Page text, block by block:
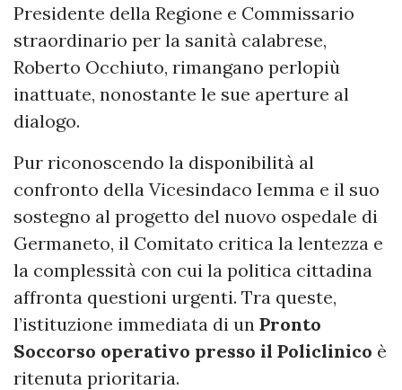
Presidente della Regione e Commissario
straordinario per la sanità calabrese,
Roberto Occhiuto, rimangano perlopiù
inattuate, nonostante le sue aperture al
dialogo.
Pur riconoscendo la disponibilità al
confronto della Vicesindaco Iemma e il suo
sostegno al progetto del nuovo ospedale di
Germaneto, il Comitato critica la lentezza e
la complessità con cui la politica cittadina
affronta questioni urgenti. Tra queste,
l’istituzione immediata di un Pronto
Soccorso operativo presso il Policlinico è
ritenuta prioritaria.